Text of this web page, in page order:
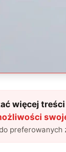
więcej
preferowanych